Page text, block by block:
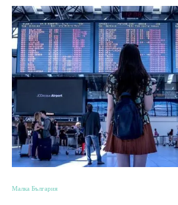
Малка България